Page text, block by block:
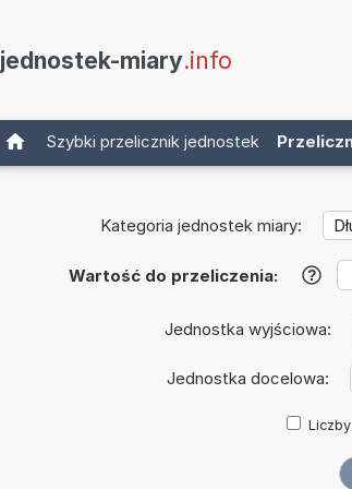
jednostek-miary.info
Szybki przelicznik jednostek
Kategoria jednostek miary:
Wartość do przeliczenia: ?
Jednostka wyjściowa:
Jednostka docelowa: